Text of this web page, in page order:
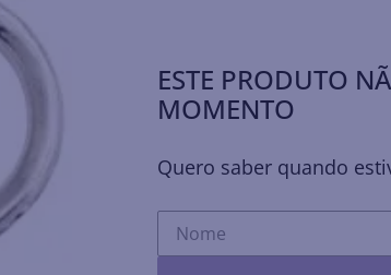
ESTE PRODUTO
MOMENTO
Quero saber quando